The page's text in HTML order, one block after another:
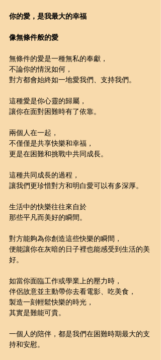
你的愛，是我最大的幸福
像無條件般的愛
無條件的愛是一種無私的奉獻，
不論你的情況如何，
對方都會始終如一地愛我們、支持我們。
這種愛是你心靈的歸屬，
讓你在面對困難時有了依靠。
兩個人在一起，
不僅僅是共享快樂和幸福，
更是在困難和挑戰中共同成長。
這種共同成長的過程，
讓我們更珍惜對方和明白愛可以有多深厚。
生活中的快樂往往來自於
那些平凡而美好的瞬間。
對方能夠為你創造這些快樂的瞬間，
便能讓你在灰暗的日子裡也能感受到生活的美
好。
如當你面臨工作或學業上的壓力時，
伴侶故意並主動帶你去看電影、吃美食，
製造一刻輕鬆快樂的時光，
其實是難能可貴。
一個人的陪伴，都是我們在困難時期最大的支
持和安慰。